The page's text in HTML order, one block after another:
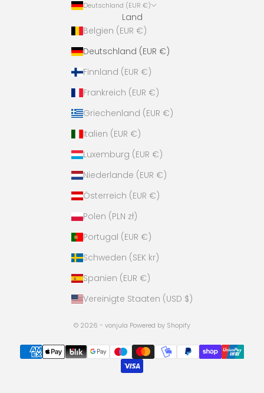
Deutschland (EUR €)
Land
Belgien (EUR €)
Deutschland (EUR €)
Finnland (EUR €)
Frankreich (EUR €)
Griechenland (EUR €)
Italien (EUR €)
Luxemburg (EUR €)
Niederlande (EUR €)
Österreich (EUR €)
Polen (PLN zł)
Portugal (EUR €)
Schweden (SEK kr)
Spanien (EUR €)
Vereinigte Staaten (USD $)
© 2026 - vonjula Powered by Shopify